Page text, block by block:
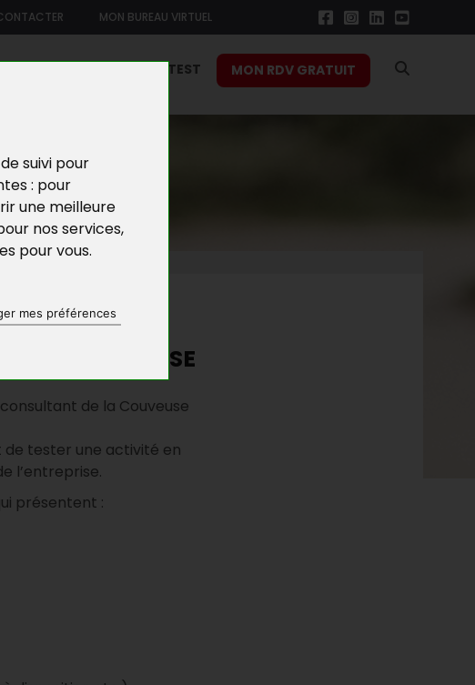
suivi pour
: pour
une meilleure
nos services,
pour vous.
mes préférences
MON BUREAU VIRTUEL
FONCTION TEST MON RDV GRATUIT
LA COUVEUSE
de la Couveuse
de tester une activité en
l’entreprise.
présentent :